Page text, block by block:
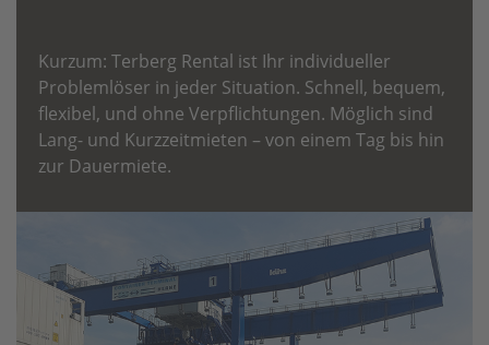
Kurzum: Terberg Rental ist Ihr individueller
Problemlöser in jeder Situation. Schnell, bequem,
flexibel, und ohne Verpflichtungen. Möglich sind
Lang- und Kurzzeitmieten – von einem Tag bis hin
zur Dauermiete.